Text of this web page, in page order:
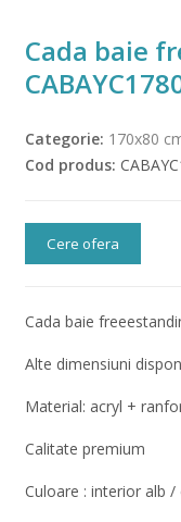
Cada baie
Categorie: 170x80
Cod produs:
Cere ofera
Cada baie
Alte dimensiuni
Material: acryl +
Calitate premium
Culoare : interior alb